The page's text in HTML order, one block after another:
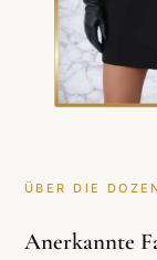
ÜBER DIE
Anerkannte